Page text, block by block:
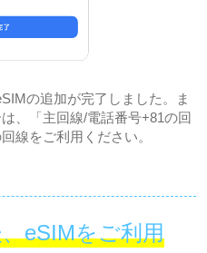
の追加が完了しました。ま
、「主回線/電話番号+81の回
線をご利用ください。
eSIMをご利用